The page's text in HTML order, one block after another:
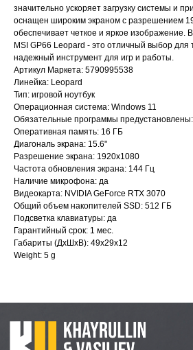
значительно ускоряет загрузку системы и
оснащен широким экраном с разрешением
обеспечивает четкое и яркое изображение.
MSI GP66 Leopard - это отличный выбор
надежный инструмент для игр и работы.
Артикул Маркета: 5790995538
Линейка: Leopard
Тип: игровой ноутбук
Операционная система: Windows 11
Обязательные программы предустановлены:
Оперативная память: 16 ГБ
Диагональ экрана: 15.6"
Разрешение экрана: 1920x1080
Частота обновления экрана: 144 Гц
Наличие микрофона: да
Видеокарта: NVIDIA GeForce RTX 3070
Общий объем накопителей SSD: 512 ГБ
Подсветка клавиатуры: да
Гарантийный срок: 1 мес.
Габариты (ДхШхВ): 49x29x12
Weight: 5 g
ИП Хайруллин Ильдар Тагирович
Главная
Акции
Контакты
Преимущества
Отзывы
Каталог
Ноутбуки бу
Игровые ноутбуки
Ноутбуки для
Ноутбуки для